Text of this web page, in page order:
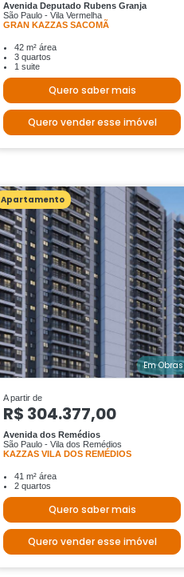
Avenida Deputado Rubens Granja
São Paulo - Vila Vermelha
GRAN KAZZAS SACOMÃ
42 m² área
3 quartos
1 suite
Quero saber mais
Quero vender esse imóvel
Apartamento
Em Obras
A partir de
R$ 304.377,00
Avenida dos Remédios
São Paulo - Vila dos Remédios
KAZZAS VILA DOS REMÉDIOS
41 m² área
2 quartos
Quero saber mais
Quero vender esse imóvel